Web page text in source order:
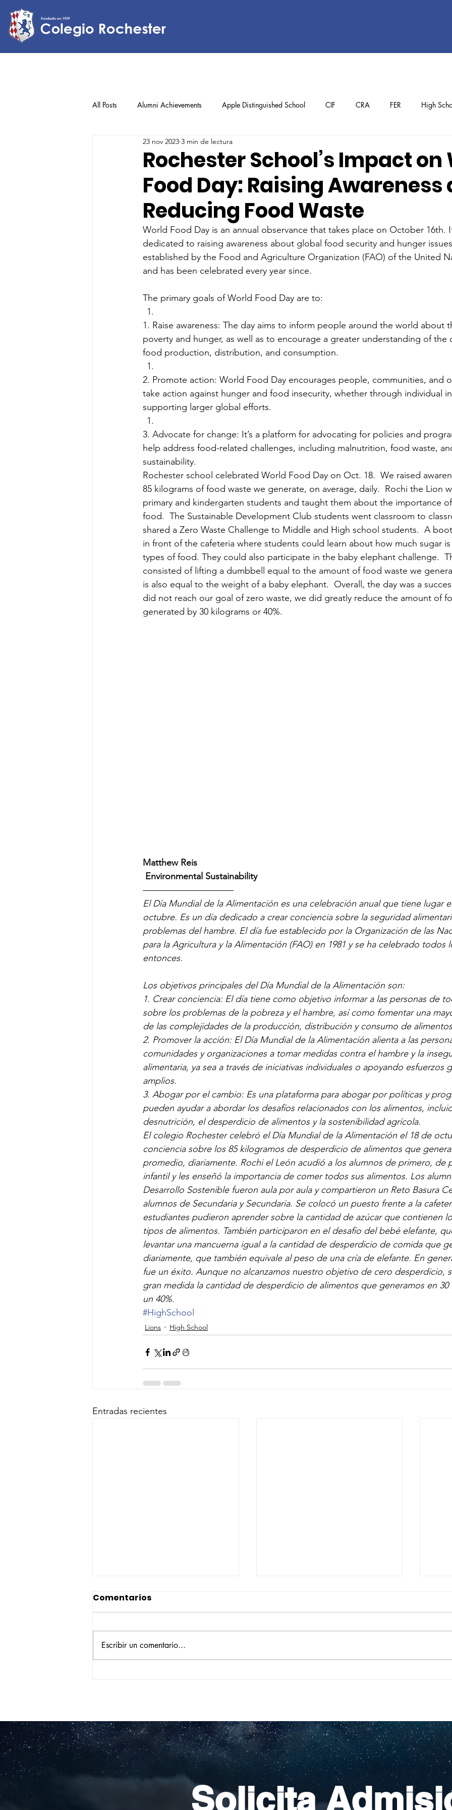
All Posts Alumni Achievements Apple Distinguished School CIF CRA FER High
Lower Elementary Middle School
Upper Elementary
Rochester School’s Impact on
Food Day: Raising Awareness
Reducing Food Waste
23 nov 2023 3 min de lectura
World Food Day is an annual observance that takes place on October 16th.
dedicated to raising awareness about global food security and hunger
established by the Food and Agriculture Organization (FAO) of the United
and has been celebrated every year since.
The primary goals of World Food Day are to:
1. Raise awareness: The day aims to inform people around the world about
poverty and hunger, as well as to encourage a greater understanding of the
food production, distribution, and consumption.
2. Promote action: World Food Day encourages people, communities, and
take action against hunger and food insecurity, whether through individual
supporting larger global efforts.
3. Advocate for change: It’s a platform for advocating for policies and
help address food-related challenges, including malnutrition, food waste,
sustainability.
Rochester school celebrated World Food Day on Oct. 18.  We raised
85 kilograms of food waste we generate, on average, daily.  Rochi the Lion
primary and kindergarten students and taught them about the importance
food.  The Sustainable Development Club students went classroom to
shared a Zero Waste Challenge to Middle and High school students.  A
in front of the cafeteria where students could learn about how much sugar
types of food. They could also participate in the baby elephant challenge.
consisted of lifting a dumbbell equal to the amount of food waste we
is also equal to the weight of a baby elephant.  Overall, the day was a
did not reach our goal of zero waste, we did greatly reduce the amount of
generated by 30 kilograms or 40%.
Matthew Reis
Environmental Sustainability
——————————
El Día Mundial de la Alimentación es una celebración anual que tiene lugar
octubre. Es un día dedicado a crear conciencia sobre la seguridad
problemas del hambre. El día fue establecido por la Organización de las
para la Agricultura y la Alimentación (FAO) en 1981 y se ha celebrado todos
entonces.
Los objetivos principales del Día Mundial de la Alimentación son:
1. Crear conciencia: El día tiene como objetivo informar a las personas de
sobre los problemas de la pobreza y el hambre, así como fomentar una
de las complejidades de la producción, distribución y consumo de
2. Promover la acción: El Día Mundial de la Alimentación alienta a las
comunidades y organizaciones a tomar medidas contra el hambre y la
alimentaria, ya sea a través de iniciativas individuales o apoyando esfuerzos
amplios.
3. Abogar por el cambio: Es una plataforma para abogar por políticas y
pueden ayudar a abordar los desafíos relacionados con los alimentos,
desnutrición, el desperdicio de alimentos y la sostenibilidad agrícola.
El colegio Rochester celebró el Día Mundial de la Alimentación el 18 de
conciencia sobre los 85 kilogramos de desperdicio de alimentos que
promedio, diariamente. Rochi el León acudió a los alumnos de primero, de
infantil y les enseñó la importancia de comer todos sus alimentos. Los
Desarrollo Sostenible fueron aula por aula y compartieron un Reto Basura
alumnos de Secundaria y Secundaria. Se colocó un puesto frente a la
estudiantes pudieron aprender sobre la cantidad de azúcar que contienen
tipos de alimentos. También participaron en el desafío del bebé elefante,
levantar una mancuerna igual a la cantidad de desperdicio de comida que
diariamente, que también equivale al peso de una cría de elefante. En
fue un éxito. Aunque no alcanzamos nuestro objetivo de cero desperdicio,
gran medida la cantidad de desperdicio de alimentos que generamos en
un 40%.
#HighSchool
Lions High School
Entradas recientes
Comentarios
Escribir un comentario...
Solicita